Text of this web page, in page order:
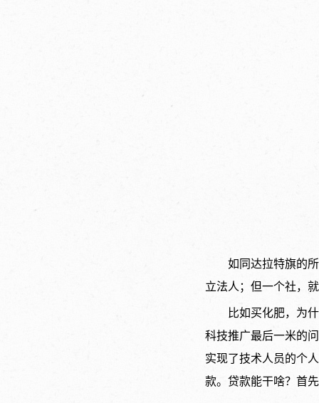
如同达拉特旗的
立法人；但一个社，
比如买化肥，为
科技推广最后一米的
实现了技术人员的个
款。贷款能干啥？首